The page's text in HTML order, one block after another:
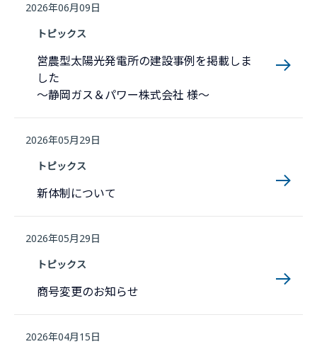
2026年06月09日
トピックス
営農型太陽光発電所の建設事例を掲載しま
した
～静岡ガス＆パワー株式会社 様～
2026年05月29日
トピックス
新体制について
2026年05月29日
トピックス
商号変更のお知らせ
2026年04月15日